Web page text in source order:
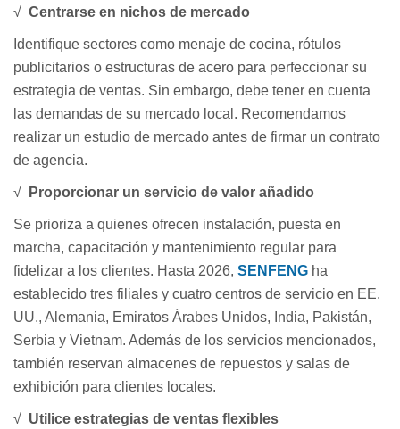
√ Centrarse en nichos de mercado
Identifique sectores como menaje de cocina, rótulos
publicitarios o estructuras de acero para perfeccionar su
estrategia de ventas. Sin embargo, debe tener en cuenta
las demandas de su mercado local. Recomendamos
realizar un estudio de mercado antes de firmar un contrato
de agencia.
√ Proporcionar un servicio de valor añadido
Se prioriza a quienes ofrecen instalación, puesta en
marcha, capacitación y mantenimiento regular para
fidelizar a los clientes. Hasta 2026, SENFENG ha
establecido tres filiales y cuatro centros de servicio en EE.
UU., Alemania, Emiratos Árabes Unidos, India, Pakistán,
Serbia y Vietnam. Además de los servicios mencionados,
también reservan almacenes de repuestos y salas de
exhibición para clientes locales.
√ Utilice estrategias de ventas flexibles